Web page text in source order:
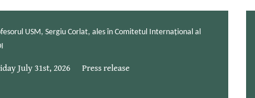
USM, Sergiu Corlat, ales în Comitetul Internațional al
July 31st, 2026 Press release